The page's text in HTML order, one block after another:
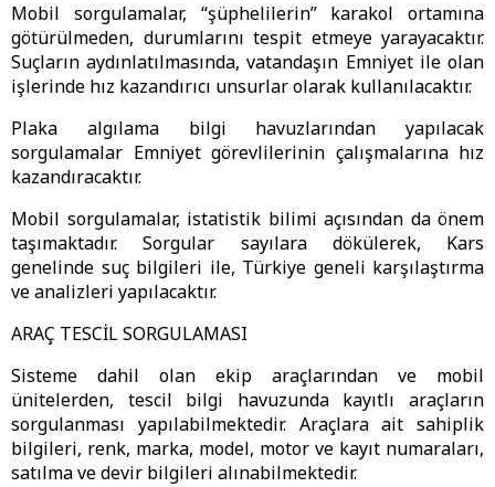
Mobil sorgulamalar, “şüphelilerin” karakol ortamına
götürülmeden, durumlarını tespit etmeye yarayacaktır.
Suçların aydınlatılmasında, vatandaşın Emniyet ile olan
işlerinde hız kazandırıcı unsurlar olarak kullanılacaktır.
Plaka algılama bilgi havuzlarından yapılacak
sorgulamalar Emniyet görevlilerinin çalışmalarına hız
kazandıracaktır.
Mobil sorgulamalar, istatistik bilimi açısından da önem
taşımaktadır. Sorgular sayılara dökülerek, Kars
genelinde suç bilgileri ile, Türkiye geneli karşılaştırma
ve analizleri yapılacaktır.
ARAÇ TESCİL SORGULAMASI
Sisteme dahil olan ekip araçlarından ve mobil
ünitelerden, tescil bilgi havuzunda kayıtlı araçların
sorgulanması yapılabilmektedir. Araçlara ait sahiplik
bilgileri, renk, marka, model, motor ve kayıt numaraları,
satılma ve devir bilgileri alınabilmektedir.